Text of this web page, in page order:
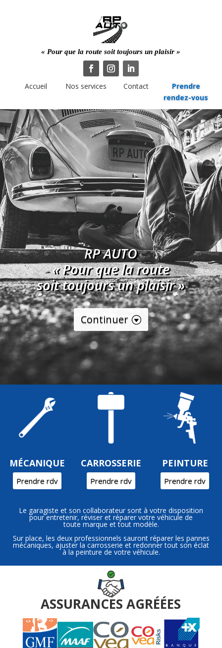
« Pour que la routesoit toujours un plaisir »
Accueil Nos services Contact
Prendre
rendez-vous
RP AUTO
« Pour que la route
soit toujours un plaisir »
Continuer
MÉCANIQUE
Prendre rdv
CARROSSERIE
Prendre rdv
PEINTURE
Prendre rdv
Le garagiste et son collaborateur sont à votre disposition
pour entretenir, réviser et réparer votre véhicule de
toute marque et tout modèle.
Sur place, les deux professionnels sauront réparer les pannes
mécaniques, ajuster la carrosserie et redonner tout son éclat
à la peinture de votre véhicule.
ASSURANCESAGRÉÉES